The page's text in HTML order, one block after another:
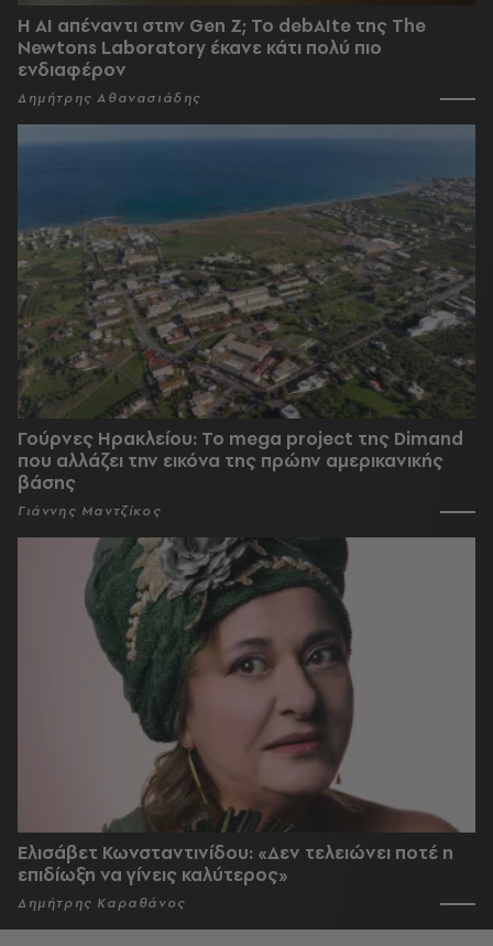
Η AI απέναντι στην Gen Z; Το debAIte της The
Newtons Laboratory έκανε κάτι πολύ πιο
ενδιαφέρον
Δημήτρης Αθανασιάδης
Γούρνες Ηρακλείου: To mega project της Dimand
που αλλάζει την εικόνα της πρώην αμερικανικής
βάσης
Γιάννης Μαντζίκος
Ελισάβετ Κωνσταντινίδου: «Δεν τελειώνει ποτέ η
επιδίωξη να γίνεις καλύτερος»
Δημήτρης Καραθάνος